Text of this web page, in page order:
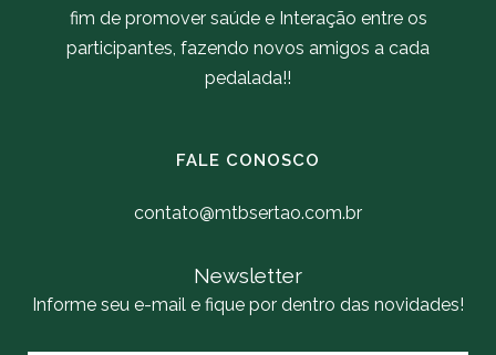
fim de promover saúde e Interação entre os
participantes, fazendo novos amigos a cada
pedalada!!
FALE CONOSCO
contato@mtbsertao.com.br
Newsletter
Informe seu e-mail e fique por dentro das novidades!